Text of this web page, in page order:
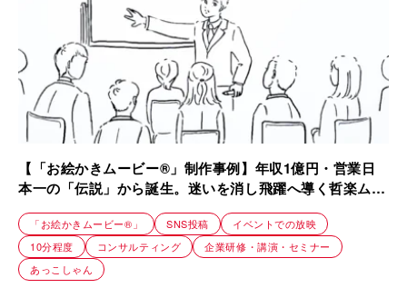
【「お絵かきムービー®」制作事例】年収1億円・営業日
本一の「伝説」から誕生。迷いを消し飛躍へ導く哲楽ムー
ビー｜株式会社アイ・タッグ
「お絵かきムービー®」 SNS投稿
イベントでの放映
10分程度
コンサルティング
企業研修・講演・セミナー
あっこしゃん